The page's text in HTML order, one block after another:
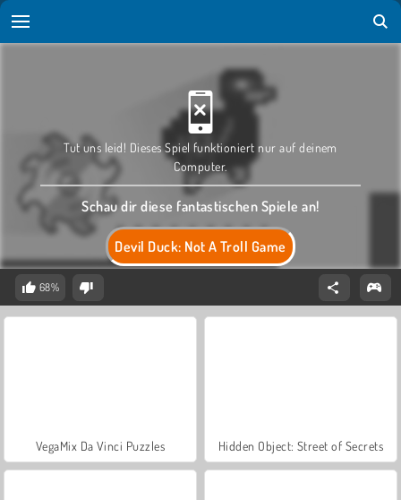
Devil Duck: Not A Troll Game
Tut uns leid! Dieses Spiel funktioniert nur auf deinem
Computer.
Schau dir diese fantastischen Spiele an!
68%
VegaMix Da Vinci Puzzles Hidden Object: Street of Secrets